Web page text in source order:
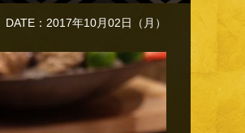
DATE：2017年10月02日（月）